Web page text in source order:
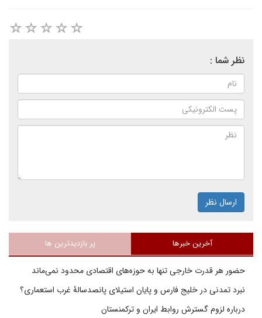
نظر شما :
ارسال نظر
آخرین خبرها پر بازدیدترین ها
حضور هر قدرت خارجی تنها به حوزه‌های اقتصادی محدود نمی‌ماند
نبرد تمدنی در خلیج فارس و پایان استیلای پانصدسالۀ غرب استعماری؟
درباره لزوم گسترش روابط ایران و ترکمنستان